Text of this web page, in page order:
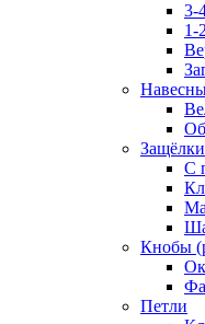
3-
1-
С
Кнобы
Петли